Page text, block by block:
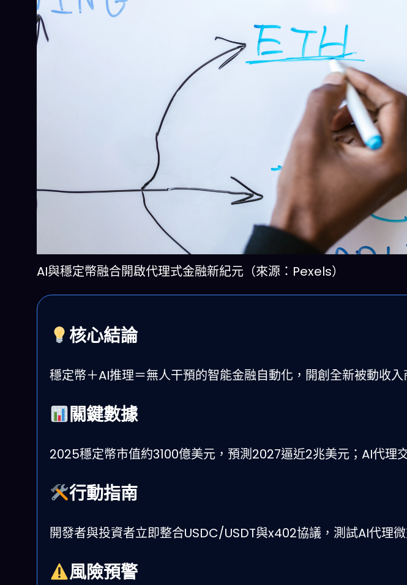
AI與穩定幣融合開啟代理式金融新紀元（來源：Pexels）
核心結論
穩定幣＋AI推理＝無人干預的智能金融自動化，開創全新被動收入
關鍵數據
2025穩定幣市值約3100億美元，預測2027逼近2兆美元；AI代理
行動指南
開發者與投資者立即整合USDC/USDT與x402協議，測試AI代理微
風險預警